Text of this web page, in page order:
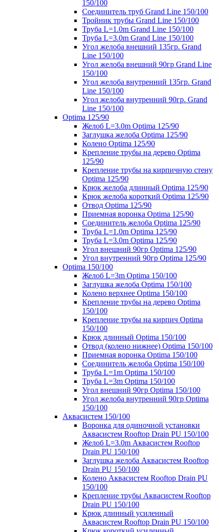
150/100
Соединитель труб Grand Line 150/100
Тройник трубы Grand Line 150/100
Труба L=1.0m Grand Line 150/100
Труба L=3.0m Grand Line 150/100
Угол желоба внешний 135гр. Grand
Line 150/100
Угол желоба внешний 90гр Grand Line
150/100
Угол желоба внутренний 135гр. Grand
Line 150/100
Угол желоба внутренний 90гр. Grand
Line 150/100
Optima 125/90
Желоб L=3.0m Optima 125/90
Заглушка желоба Optima 125/90
Колено Optima 125/90
Крепление трубы на дерево Optima
125/90
Крепление трубы на кирпичную стену
Optima 125/90
Крюк желоба длинный Optima 125/90
Крюк желоба короткий Optima 125/90
Отвод Optima 125/90
Приемная воронка Optima 125/90
Соединитель желоба Optima 125/90
Труба L=1.0m Optima 125/90
Труба L=3.0m Optima 125/90
Угол внешний 90гр Optima 125/90
Угол внутренний 90гр Optima 125/90
Optima 150/100
Желоб L=3m Optima 150/100
Заглушка желоба Optima 150/100
Колено верхнее Optima 150/100
Крепление трубы на дерево Optima
150/100
Крепление трубы на кирпич Optima
150/100
Крюк длинный Optima 150/100
Отвод (колено нижнее) Optima 150/100
Приемная воронка Optima 150/100
Соединитель желоба Optima 150/100
Труба L=1m Optima 150/100
Труба L=3m Optima 150/100
Угол внешний 90гр Optima 150/100
Угол желоба внутренний 90гр Optima
150/100
Аквасистем 150/100
Воронка для одиночной установки
Аквасистем Rooftop Drain PU 150/100
Желоб L=3.0m Аквасистем Rooftop
Drain PU 150/100
Заглушка желоба Аквасистем Rooftop
Drain PU 150/100
Колено Аквасистем Rooftop Drain PU
150/100
Крепление трубы Аквасистем Rooftop
Drain PU 150/100
Крюк длинный усиленный
Аквасистем Rooftop Drain PU 150/100